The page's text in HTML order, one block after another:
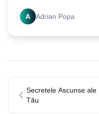
internet acum!
A Adrian Popa
Secretele Ascunse
Tău